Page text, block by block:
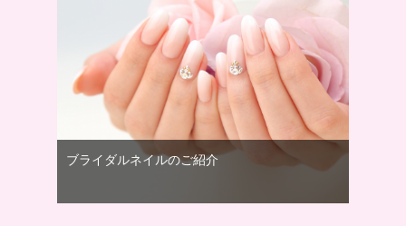
ブライダルネイルのご紹介